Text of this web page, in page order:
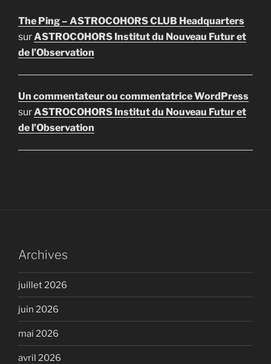
The Ping – ASTROCOHORS CLUB Headquarters
surASTROCOHORS Institut du Nouveau Futur et
de l’Observation
Un commentateur ou commentatrice WordPress
surASTROCOHORS Institut du Nouveau Futur et
de l’Observation
Archives
juillet 2026
juin 2026
mai 2026
avril 2026